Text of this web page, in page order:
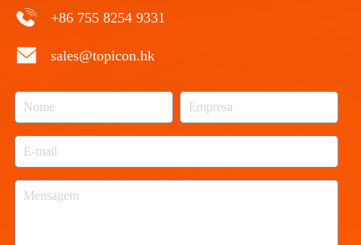
+86 755 8254 9331
sales@topicon.hk